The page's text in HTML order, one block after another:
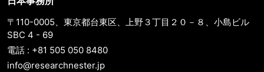
〒110-0005、東京都台東区、上野３丁目２０－８、小島ビル
SBC 4 - 69
電話 : +81 505 050 8480
info@researchnester.jp